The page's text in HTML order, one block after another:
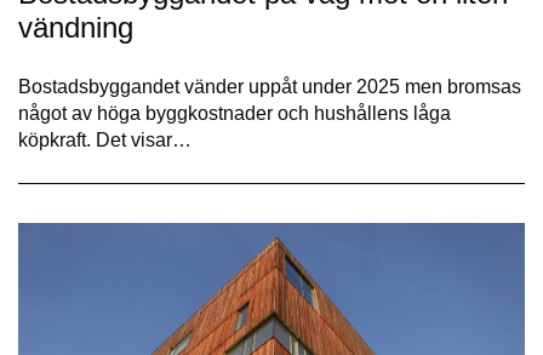
vändning
Bostadsbyggandet vänder uppåt under 2025 men bromsas
något av höga byggkostnader och hushållens låga
köpkraft. Det visar…